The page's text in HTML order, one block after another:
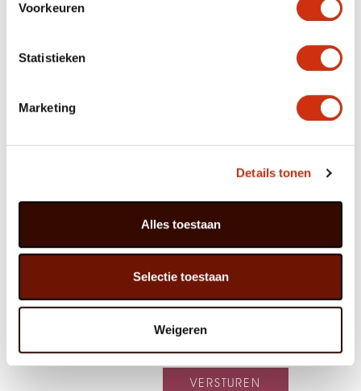
Voorkeuren
Statistieken
Marketing
Details tonen
Alles toestaan
Selectie toestaan
Weigeren
Contactpersoon *
Vraag / opmerking *
VERSTUREN